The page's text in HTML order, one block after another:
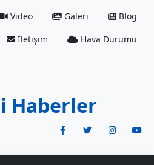
Video Galeri
Blog
İletişim Hava Durumu
Haberler